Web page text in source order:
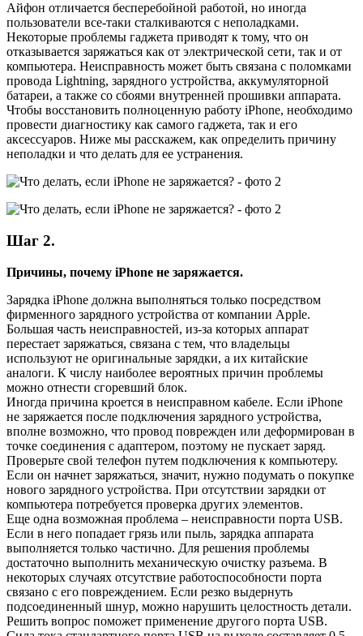
Айфон отличается бесперебойной работой, но иногда
пользователи все-таки сталкиваются с неполадками.
Некоторые проблемы гаджета приводят к тому, что он
отказывается заряжаться как от электрической сети, так и от
компьютера. Неисправность может быть связана с поломками
провода Lightning, зарядного устройства, аккумуляторной
батареи, а также со сбоями внутренней прошивки аппарата.
Чтобы восстановить полноценную работу iPhone, необходимо
провести диагностику как самого гаджета, так и его
аксессуаров. Ниже мы расскажем, как определить причину
неполадки и что делать для ее устранения.
Шаг 2.
Причины, почему iPhone не заряжается.
Зарядка iPhone должна выполняться только посредством
фирменного зарядного устройства от компании Apple.
Большая часть неисправностей, из-за которых аппарат
перестает заряжаться, связана с тем, что владельцы
используют не оригинальные зарядки, а их китайские
аналоги. К числу наиболее вероятных причин проблемы
можно отнести сгоревший блок.
Иногда причина кроется в неисправном кабеле. Если iPhone
не заряжается после подключения зарядного устройства,
вполне возможно, что провод поврежден или деформирован в
точке соединения с адаптером, поэтому не пускает заряд.
Проверьте свой телефон путем подключения к компьютеру.
Если он начнет заряжаться, значит, нужно подумать о покупке
нового зарядного устройства. При отсутствии зарядки от
компьютера потребуется проверка других элементов.
Еще одна возможная проблема – неисправности порта USB.
Если в него попадает грязь или пыль, зарядка аппарата
выполняется только частично. Для решения проблемы
достаточно выполнить механическую очистку разъема. В
некоторых случаях отсутствие работоспособности порта
связано с его повреждением. Если резко выдернуть
подсоединенный шнур, можно нарушить целостность детали.
Решить вопрос поможет применение другого порта USB.